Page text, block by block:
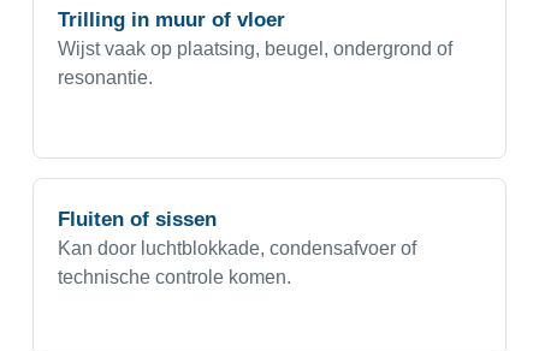
Trilling in muur of vloer
Wijst vaak op plaatsing, beugel, ondergrond of
resonantie.
Fluiten of sissen
Kan door luchtblokkade, condensafvoer of
technische controle komen.